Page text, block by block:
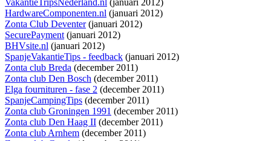
VakantieTripsNederland.nl (januari 2012)
HardwareComponenten.nl (januari 2012)
Zonta Club Deventer(januari 2012)
SecurePayment(januari 2012)
BHVsite.nl (januari 2012)
SpanjeVakantieTips - feedback (januari 2012)
Zonta club Breda (december 2011)
Zonta club Den Bosch (december 2011)
Elga fournituren - fase 2 (december 2011)
SpanjeCampingTips (december 2011)
Zonta club Groningen 1991 (december 2011)
Zonta club Den Haag II (december 2011)
Zonta club Arnhem (december 2011)